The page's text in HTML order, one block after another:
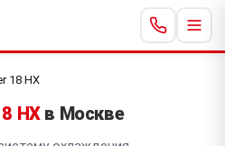
18 HX
HXв Москве